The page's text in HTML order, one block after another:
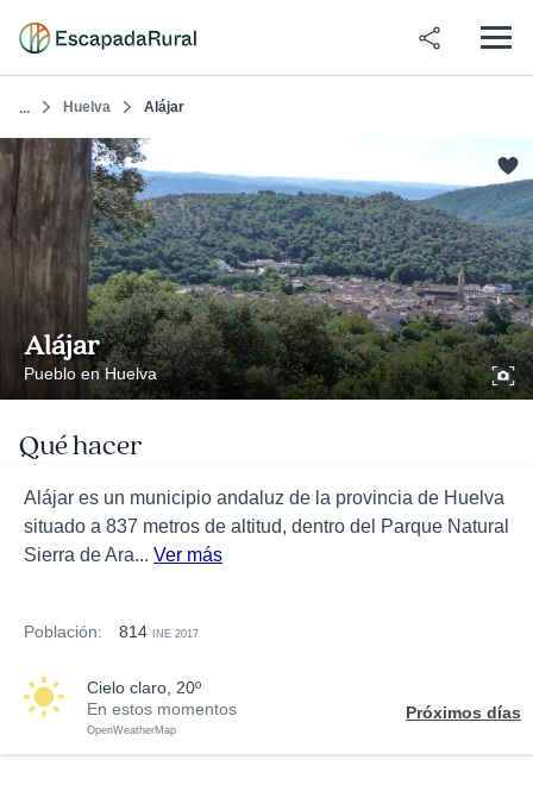
... Huelva Alájar
Alájar
Pueblo en Huelva
Qué hacer
Alájar es un municipio andaluz de la provincia de Huelva
situado a 837 metros de altitud, dentro del Parque Natural
Sierra de Ara... Ver más
Población: 814 INE 2017
cielo claro, 20º
En estos momentos
OpenWeatherMap
Próximos días